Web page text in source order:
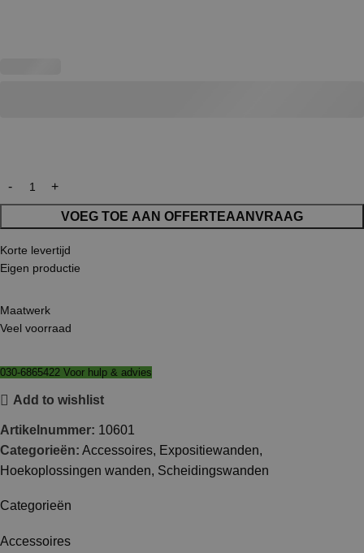
Categorieën
Accessoires
VOEG TOE AAN OFFERTEAANVRAAG
Korte levertijd
Eigen productie
Maatwerk
Veel voorraad
030-6865422 Voor hulp & advies
Add to wishlist
Artikelnummer: 10601
Categorieën: Accessoires, Expositiewanden,
Hoekoplossingen wanden, Scheidingswanden